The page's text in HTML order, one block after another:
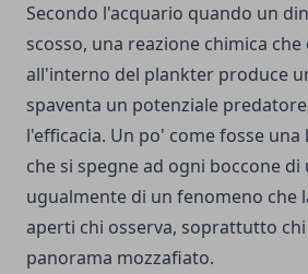
Secondo l'acquario quando un
scosso, una reazione chimica
all'interno del plankter produce
spaventa un potenziale
l'efficacia. Un po' come fosse
che si spegne ad ogni boccone
ugualmente di un fenomeno che
aperti chi osserva, soprattutto
panorama mozzafiato.